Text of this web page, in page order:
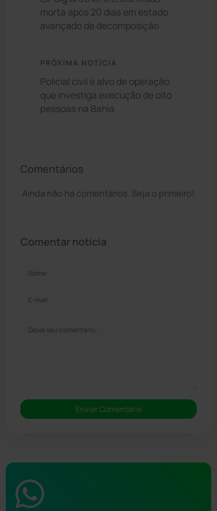
morta após 20 dias em estado
avançado de decomposição
PRÓXIMA NOTÍCIA
Policial civil é alvo de operação
que investiga execução de oito
pessoas na Bahia
Comentários
Ainda não há comentários. Seja o primeiro!
Comentar notícia